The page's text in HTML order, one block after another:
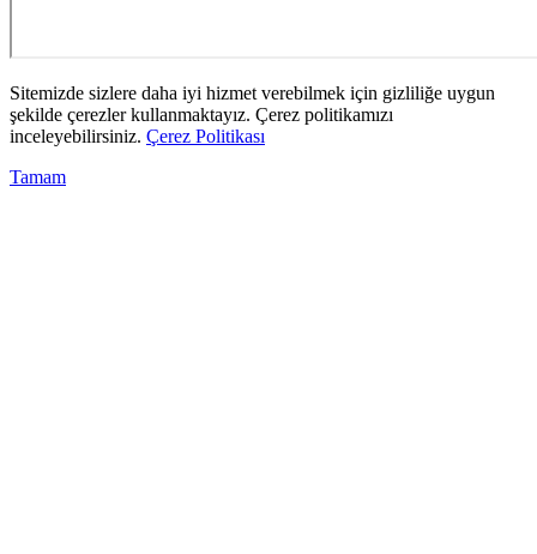
Sitemizde sizlere daha iyi hizmet verebilmek için gizliliğe uygun
şekilde çerezler kullanmaktayız. Çerez politikamızı
inceleyebilirsiniz. Çerez Politikası
Tamam